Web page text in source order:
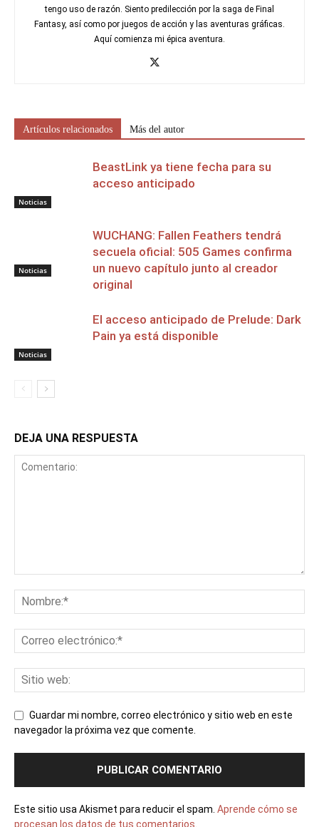
tengo uso de razón. Siento predilección por la saga de Final
Fantasy, así como por juegos de acción y las aventuras gráficas.
Aquí comienza mi épica aventura.
Artículos relacionados Más del autor
Noticias
BeastLink ya tiene fecha para su
acceso anticipado
Noticias
WUCHANG: Fallen Feathers tendrá
secuela oficial: 505 Games confirma
un nuevo capítulo junto al creador
original
Noticias
El acceso anticipado de Prelude: Dark
Pain ya está disponible
DEJA UNA RESPUESTA
Guardar mi nombre, correo electrónico y sitio web en este
navegador la próxima vez que comente.
Este sitio usa Akismet para reducir el spam. Aprende cómo se
procesan los datos de tus comentarios.